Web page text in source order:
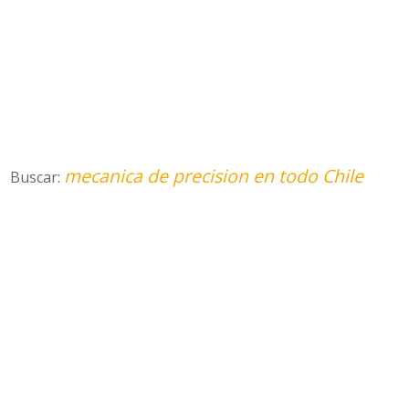
Buscar: mecanica de precision en todo Chile